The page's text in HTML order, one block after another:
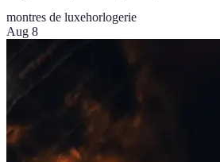
montres de luxehorlogerie
Aug 8